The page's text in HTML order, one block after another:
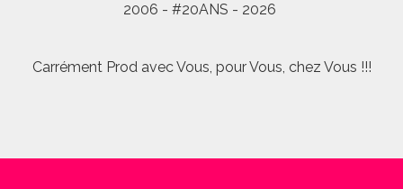
2006 - #20ANS - 2026
Carrément Prod avec Vous, pour Vous, chez Vous !!!